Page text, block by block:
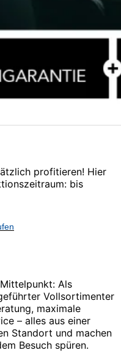
profitieren! Hier
bis
Als
Vollsortimenter
maximale
– alles aus einer
Standort und machen
Besuch spüren.